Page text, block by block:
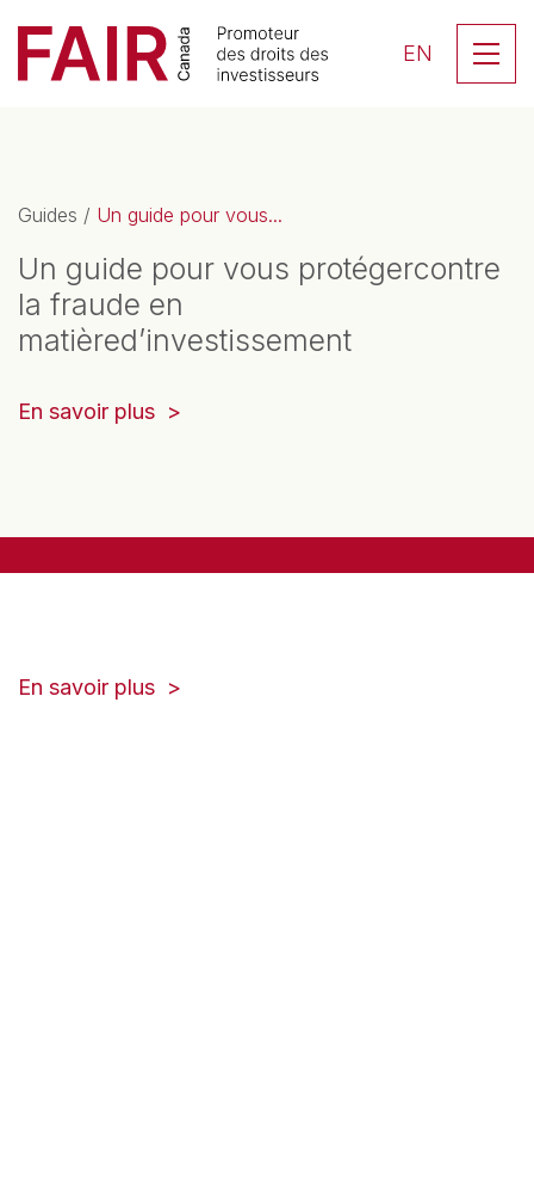
Navigation principale
EN
Guides / Un guide pour vous...
Un guide pour vous protégercontre
la fraude en
matièred’investissement
En savoir plus (opens
En savoir plus (opens